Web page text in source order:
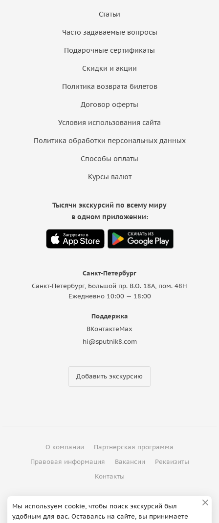
Статьи
Часто задаваемые вопросы
Подарочные сертификаты
Скидки и акции
Политика возврата билетов
Договор оферты
Условия использования сайта
Политика обработки персональных данных
Способы оплаты
Курсы валют
Санкт-Петербург
Санкт-Петербург, Большой пр. В.О. 18A, пом. 48Н
Ежедневно 10:00 — 18:00
Поддержка
ВКонтактеMax
hi@sputnik8.com
Добавить экскурсию
Тысячи экскурсий по всему миру
в одном приложении:
О компании
Партнерская программа
Правовая информация
Вакансии
Реквизиты
Контакты
© 2012 - 2026 ООО "Спутник"
Сделано в Петербурге
Мы используем cookie, чтобы поиск экскурсий был
удобным для вас. Оставаясь на сайте, вы принимаете